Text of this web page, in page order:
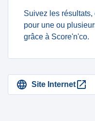
Suivez les
pour une ou
grâce à Score'n'co.
Site Internet